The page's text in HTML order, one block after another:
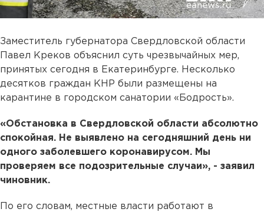
Заместитель губернатора Свердловской области
Павел Креков объяснил суть чрезвычайных мер,
принятых сегодня в Екатеринбурге. Несколько
десятков граждан КНР были размещены на
карантине в городском санатории «Бодрость».
«Обстановка в Свердловской области абсолютно
спокойная. Не выявлено на сегодняшний день ни
одного заболевшего коронавирусом. Мы
проверяем все подозрительные случаи», - заявил
чиновник.
По его словам, местные власти работают в